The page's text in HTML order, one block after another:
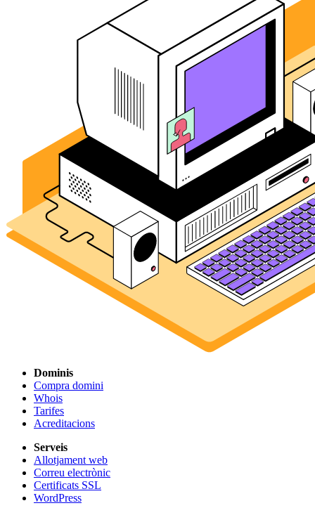
Dominis
Compra domini
Whois
Tarifes
Acreditacions
Serveis
Allotjament web
Correu electrònic
Certificats SSL
WordPress